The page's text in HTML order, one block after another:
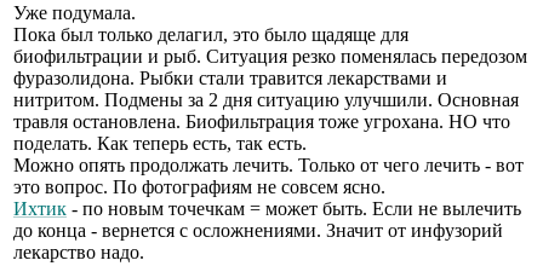
Уже подумала.
Пока был только делагил, это было щадяще для
биофильтрации и рыб. Ситуация резко поменялась передозом
фуразолидона. Рыбки стали травится лекарствами и
нитритом. Подмены за 2 дня ситуацию улучшили. Основная
травля остановлена. Биофильтрация тоже угрохана. НО что
поделать. Как теперь есть, так есть.
Можно опять продолжать лечить. Только от чего лечить - вот
это вопрос. По фотографиям не совсем ясно.
Ихтик - по новым точечкам = может быть. Если не вылечить
до конца - вернется с осложнениями. Значит от инфузорий
лекарство надо.